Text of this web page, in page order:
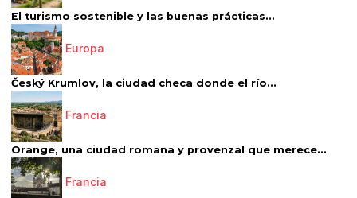
El turismo sostenible y las buenas prácticas...
Europa
Český Krumlov, la ciudad checa donde el río...
Francia
Orange, una ciudad romana y provenzal que merece...
Francia